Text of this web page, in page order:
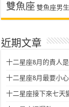
雙魚座 雙魚座男生
近期文章
十二星座8月的貴人
十二星座8月最要小
十二星座接下來七天